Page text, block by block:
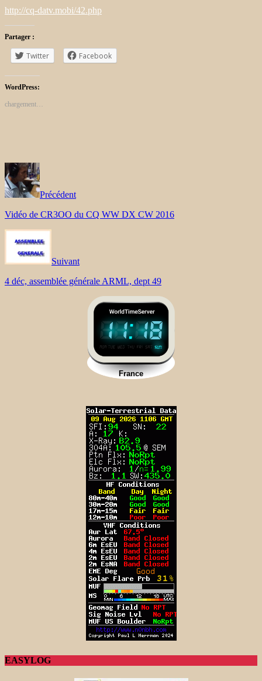
http://cq-datv.mobi/42.php
Partager :
Twitter Facebook
WordPress:
chargement…
Précédent
Vidéo de CR3OO du CQ WW DX CW 2016
Suivant
4 déc, assemblée générale ARML, dept 49
EASYLOG